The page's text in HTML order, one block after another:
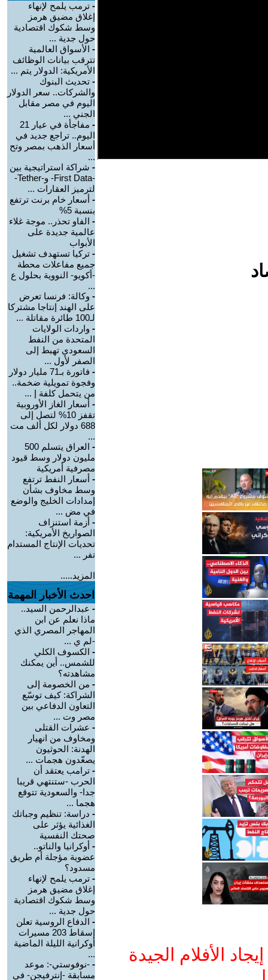
الأفلام الجيدة
- ترمب يلمح لإنهاء
إغلاق مضيق هرمز
وسط شكوك اقتصادية
حول جدية ...
- الأسواق العالمية
تترقب بيانات الوظائف
الأمريكية: الدولار يتم ...
- تحديث البنوك
والشركات.. سعر الدولار
اليوم في مصر مقابل
الجني ...
-
مفاجأة في عيار 21
اليوم.. تراجع جديد في
أسعار الذهب بمصر وتح
...
- شراكة استراتيجية بين
-First Data- و-Tether-
لترميز العقارات ...
- أسعار خام برنت ترتفع
بنسبة 5%
- الفاو تحذر.. موجة غلاء
عالمية جديدة على
الأبواب
- تركيا تستهدف تشغيل
جميع مفاعلات محطة
-أكويو- النووية بحلول ع
...
- وكالة: فرنسا تعرض
على الهند إنتاجا مشتركا
لـ100 طائرة مقاتلة ...
- واردات الولايات
المتحدة من النفط
السعودي تهبط إلى
الصفر لأول ...
-
فاتورة بـ71 مليار دولار
وفجوة تمويلية ضخمة..
من يتحمل كلفة إ ...
- أسعار الغاز الأوروبية
تقفز 10% لتصل إلى
688 دولار لكل ألف مت
...
-
العراق يتسلم 500
مليون دولار وسط قيود
مصرفية أمريكية
- أسعار النفط ترتفع
وسط مخاوف بشأن
إمدادات الخليج والوضع
في مض ...
- أزمة استنزاف
الصواريخ الأمريكية:
تحديات الإنتاج المستدام
تفر ...
المزيد.....
احدث الأخبار المهمة
- عبدالرحمن السيد..
ماذا نعلم عن ابن
المهاجر المصري الذي
-لم ي ...
- الكسوف الكلي
للشمس.. أين يمكنك
مشاهدته؟
- من الخصومة إلى
الشراكة: كيف توسّع
التعاون الدفاعي بين
مصر وت ...
- عشرات القتلى
ومخاوف من انهيار
الهدنة: الحوثيون
يصعّدون هجمات ...
- ترامب يعتقد أن
الحرب -ستنتهي قريبا
جدا- والسعودية تتوقع
هجما ...
- دراسة: تنظيم وجباتك
الغذائية يؤثر على
صحتك النفسية
- أوكرانيا والناتو..
عضوية مؤجلة أم طريق
مسدود؟
- ترمب يلمح لإنهاء
إغلاق مضيق هرمز
وسط شكوك اقتصادية
حول جدية ...
- الدفاع الروسية تعلن
إسقاط 203 مسيرات
أوكرانية الليلة الماضية
...
- -نوفوستي-: موعد
مسابقة -إنترفيجن- في